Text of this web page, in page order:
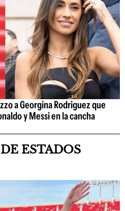
a Georgina Rodriguez que
y Messi en la cancha
ESTADOS